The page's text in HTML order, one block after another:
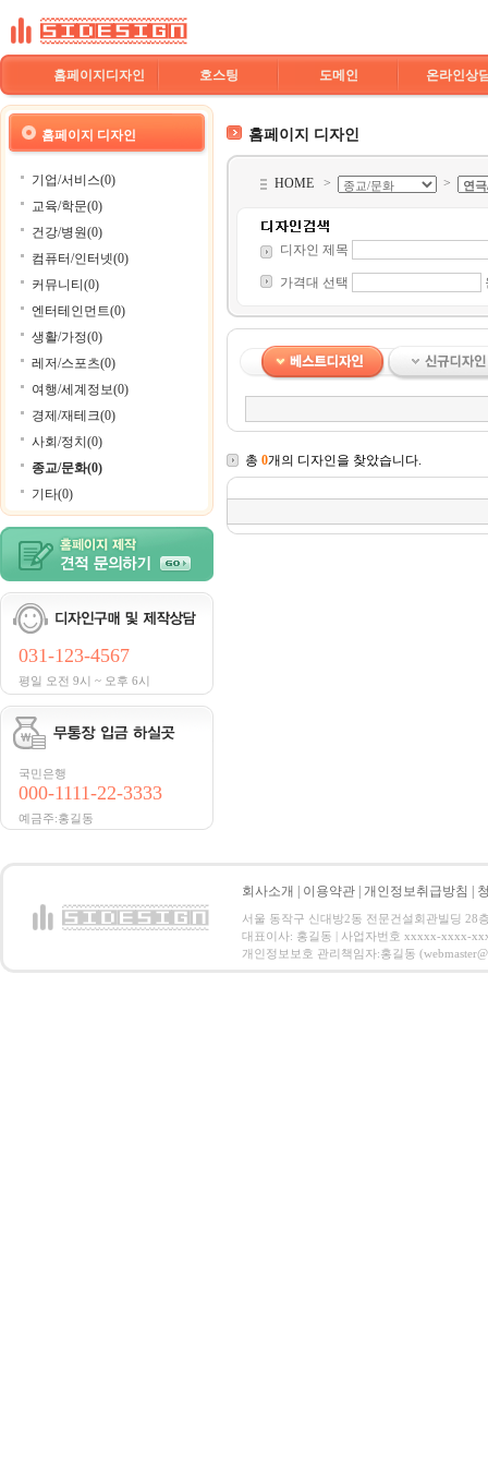
홈페이지디자인 호스팅 도메인 온라인상
홈페이지 디자인
기업/서비스(0)
교육/학문(0)
건강/병원(0)
컴퓨터/인터넷(0)
커뮤니티(0)
엔터테인먼트(0)
생활/가정(0)
레저/스포츠(0)
여행/세계정보(0)
경제/재테크(0)
사회/정치(0)
종교/문화(0)
기타(0)
031-123-4567
평일 오전 9시 ~ 오후 6시
국민은행
000-1111-22-3333
예금주:홍길동
홈페이지 디자인
HOME > >
디자인 제목
가격대 선택
총 0개의 디자인을 찾았습니다.
회사소개 이용약관 개인정보취급방침
서울 동작구 신대방2동 전문건설회관빌딩 28
대표이사: 홍길동 | 사업자번호 xxxxx-xxxx-
개인정보보호 관리책임자:홍길동